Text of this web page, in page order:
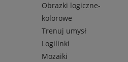
Obrazki logiczne-
kolorowe
Trenuj umysł
Logilinki
Mozaiki